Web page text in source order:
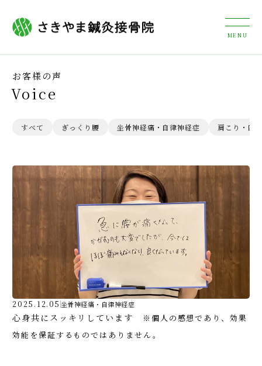
Voice
お客様の声
すべて ぎっくり腰 坐骨神経痛・自律神経症 肩こり・四
2025.12.05坐骨神経痛・自律神経症
心身共にスッキリしています
※個人の感想であり、効果
効能を保証するものではありません。